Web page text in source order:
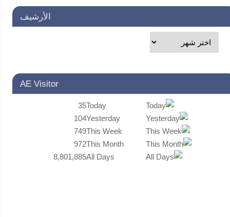
الأرشيف
AE Visitor
Today
35
Yesterday
104
This Week
749
This Month
972
All Days
8,801,885